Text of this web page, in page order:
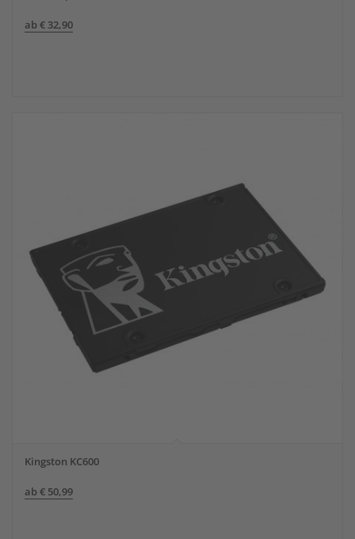
ab€ 32,90
Kingston KC600
ab€ 50,99